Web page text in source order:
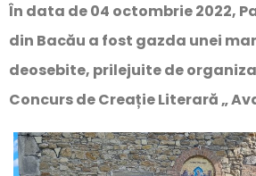
În data de 04 octombrie 2022,
din Bacău a fost gazda unei
deosebite, prilejuite de
Concurs de Creație Literară „